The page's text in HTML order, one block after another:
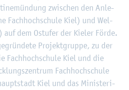
zwi­schen den An­le­
Fach­hoch­schu­le Kiel) und Wel­
dem Ost­ufer der Kie­ler Förde.
Pro­jekt­grup­pe, zu der
Fach­hoch­schu­le Kiel und die
Fach­hoch­schu­le
Kiel und das Mi­nis­te­ri­